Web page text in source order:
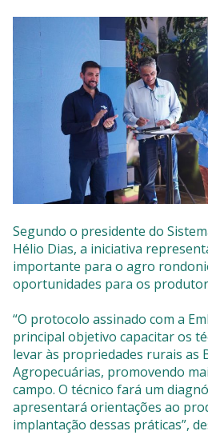
Segundo o presidente do
Hélio Dias, a iniciativa
importante para o agro
oportunidades para os
“O protocolo assinado com a
principal objetivo capacitar os
levar às propriedades rurais as
Agropecuárias, promovendo
campo. O técnico fará um
apresentará orientações ao
implantação dessas práticas”,